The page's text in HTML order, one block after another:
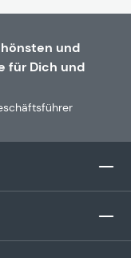
und
für Dich und